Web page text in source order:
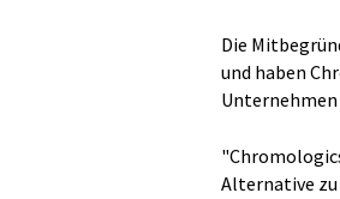
Die
und haben
Alternative